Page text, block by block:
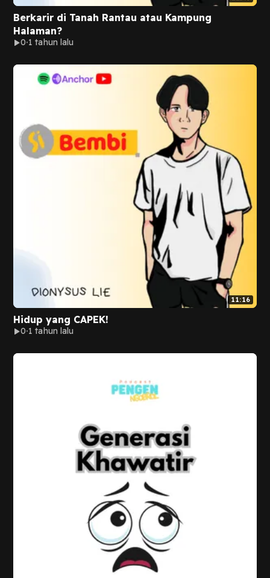
Berkarir di Tanah Rantau atau Kampung
Halaman?
0 1 tahun lalu
11:16
Hidup yang CAPEK!
0 1 tahun lalu